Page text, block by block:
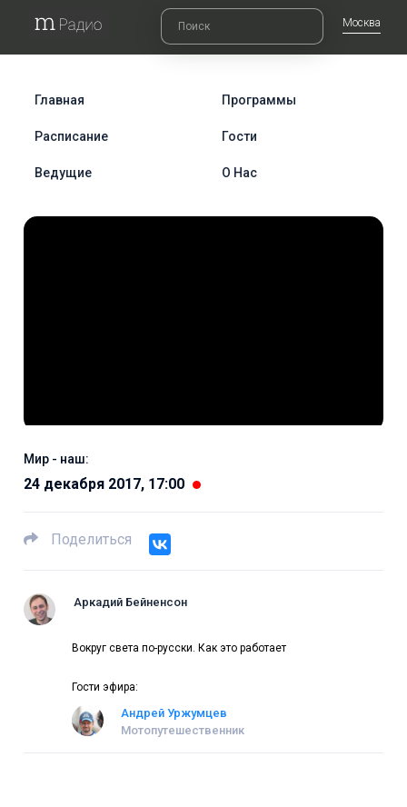
Москва
Главная Программы
Расписание Гости
Ведущие О Нас
Мир - наш:
24 декабря 2017, 17:00
Поделиться
Аркадий Бейненсон
Вокруг света по-русски. Как это работает
Гости эфира:
Андрей Уржумцев
Мотопутешественник